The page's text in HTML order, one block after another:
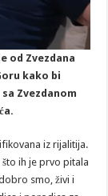
od Zvezdana
kako bi
Zvezdanom
iz rijalitija.
ih je prvo pitala
smo, živi i